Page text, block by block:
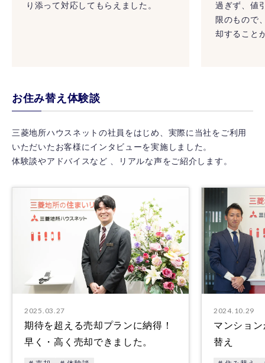
り添って対応してもらえました。
過ぎず、値
限のもので
却すること
お住み替え体験談
三菱地所ハウスネットの社員をはじめ、実際に当社をご利用
いただいたお客様にインタビューを実施しました。
体験談やアドバイスなど 、リアルな声をご紹介します。
2025.03.27
期待を超える売却プランに納得！
早く・高く売却できました。
2024.10.29
マンショ
替え